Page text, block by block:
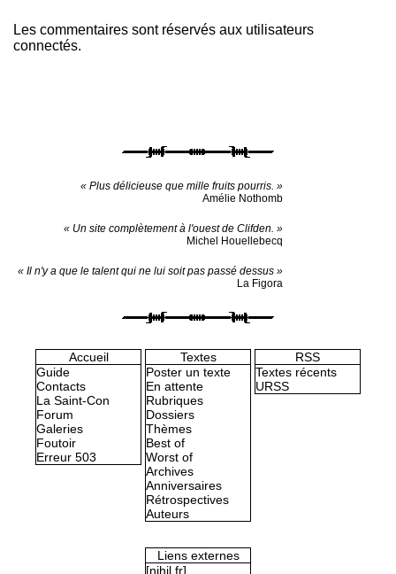
Les commentaires sont réservés aux utilisateurs
connectés.
« Plus délicieuse que mille fruits pourris. »
Amélie Nothomb
« Un site complètement à l'ouest de Clifden. »
Michel Houellebecq
« Il n'y a que le talent qui ne lui soit pas passé dessus »
La Figora
Accueil
Guide
Contacts
La Saint-Con
Forum
Galeries
Foutoir
Erreur 503
Textes
Poster un texte
En attente
Rubriques
Dossiers
Thèmes
Best of
Worst of
Archives
Anniversaires
Rétrospectives
Auteurs
RSS
Textes récents
URSS
Liens externes
[nihil.fr]